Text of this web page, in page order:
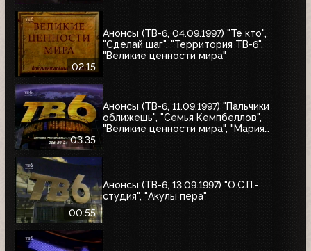
02:15
Анонсы (ТВ-6, 04.09.1997) "Те кто",
"Сделай шаг", "Территория ТВ-6",
"Великие ценности мира"
03:35
Анонсы (ТВ-6, 11.09.1997) "Пальчики
оближешь", "Семья Кемпбеллов",
"Великие ценности мира", "Мария
00:55
Анонсы (ТВ-6, 13.09.1997) "О.С.П.-
студия", "Акулы пера"